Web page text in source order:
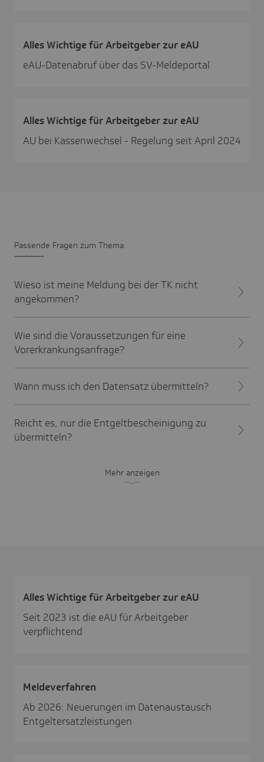
Alles Wich­tige für Arbeit­geber zur eAU
eAU-Datenabruf über das SV-Meldeportal
Alles Wich­tige für Arbeit­geber zur eAU
AU bei Kassenwechsel - Regelung seit April 2024
Passende Fragen zum Thema
Wieso ist meine Meldung bei der TK nicht
angekommen?
Wie sind die Voraussetzungen für eine
Vorerkrankungsanfrage?
Wann muss ich den Datensatz übermitteln?
Reicht es, nur die Entgeltbescheinigung zu
übermitteln?
Mehr anzeigen
Alles Wich­tige für Arbeit­geber zur eAU
Seit 2023 ist die eAU für Arbeitgeber
verpflichtend
Melde­ver­fahren
Ab 2026: Neuerungen im Datenaustausch
Entgeltersatzleistungen